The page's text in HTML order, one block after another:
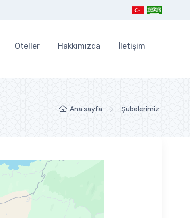
Oteller Hakkımızda İletişim
Ana sayfa Şubelerimiz